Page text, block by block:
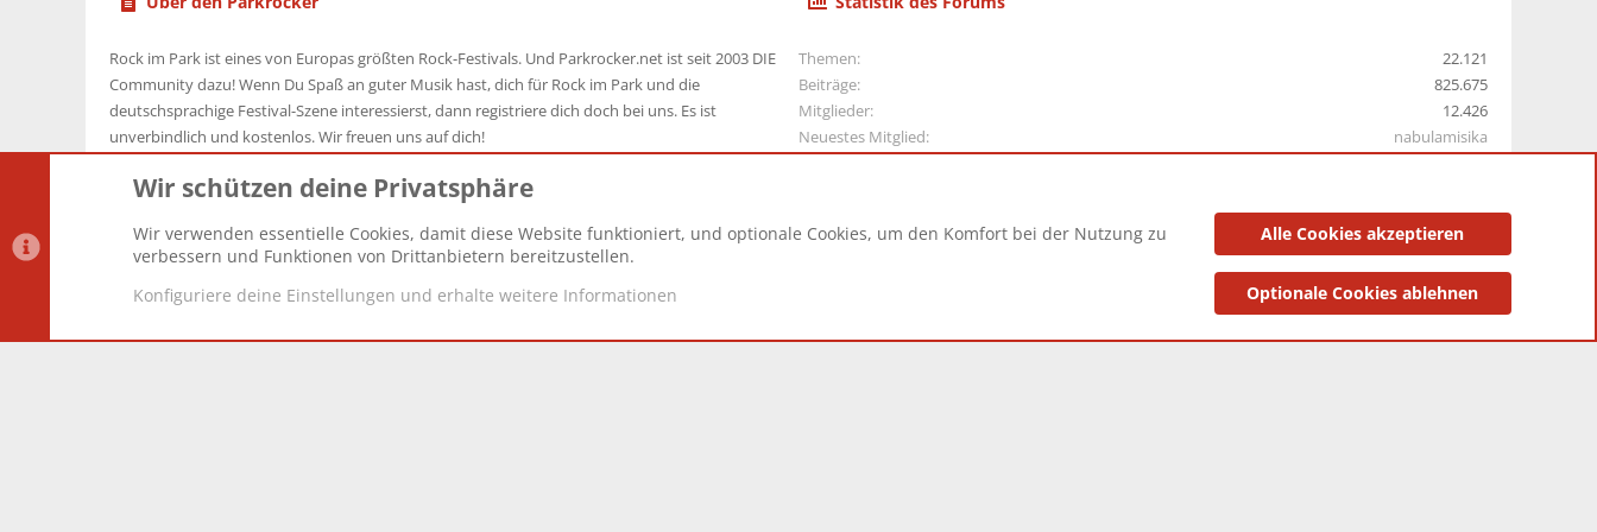
Rock im Park ist eines von Europas größten Rock-Festivals. Und Parkrocker.net ist seit 2003 DIE
Community dazu! Wenn Du Spaß an guter Musik hast, dich für Rock im Park und die
deutschsprachige Festival-Szene interessierst, dann registriere dich doch bei uns. Es ist
unverbindlich und kostenlos. Wir freuen uns auf dich!
Themen
22.121
Beiträge
825.675
Mitglieder
12.426
Neuestes Mitglied
nabulamisika
Datenschutz-Einstellungen PR Light Deutsch [Du] Datenschutzerklärung Impressum
Wir schützen deine Privatsphäre
Wir verwenden essentielle Cookies, damit diese Website funktioniert, und optionale Cookies, um den Komfort bei der Nutzung zu
verbessern und Funktionen von Drittanbietern bereitzustellen.
Konfiguriere deine Einstellungen und erhalte weitere Informationen
Alle Cookies akzeptieren
Optionale Cookies ablehnen